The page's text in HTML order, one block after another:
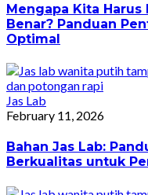
Mengapa Kita Harus
Benar? Panduan
Optimal
Jas Lab
February 11, 2026
Bahan Jas Lab:
Berkualitas untuk